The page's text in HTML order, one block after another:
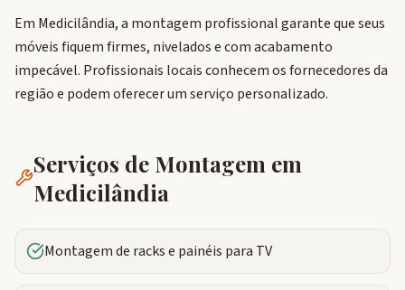
Em Medicilândia, a montagem profissional garante que seus
móveis fiquem firmes, nivelados e com acabamento
impecável. Profissionais locais conhecem os fornecedores da
região e podem oferecer um serviço personalizado.
Serviços de Montagem em
Medicilândia
Montagem de racks e painéis para TV